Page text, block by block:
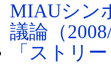
MIAUシン
議論（
「ストリ